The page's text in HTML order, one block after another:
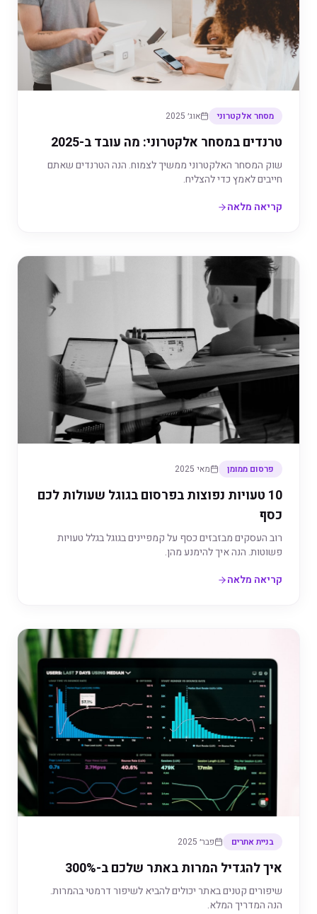
מסחר אלקטרוני אוג׳ 2025
טרנדים במסחר אלקטרוני: מה עובד ב-2025
שוק המסחר האלקטרוני ממשיך לצמוח. הנה הטרנדים שאתם
חייבים לאמץ כדי להצליח.
קריאה מלאה
פרסום ממומן מאי 2025
10 טעויות נפוצות בפרסום בגוגל שעולות לכם
כסף
רוב העסקים מבזבזים כסף על קמפיינים בגוגל בגלל טעויות
פשוטות. הנה איך להימנע מהן.
קריאה מלאה
בניית אתרים פבר׳ 2025
איך להגדיל המרות באתר שלכם ב-300%
שיפורים קטנים באתר יכולים להביא לשיפור דרמטי בהמרות.
הנה המדריך המלא.